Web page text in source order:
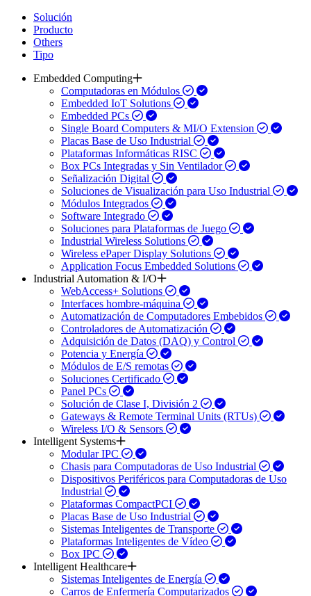
Solución
Producto
Others
Tipo
Embedded Computing
Computadoras en Módulos
Embedded IoT Solutions
Embedded PCs
Single Board Computers & MI/O Extension
Placas Base de Uso Industrial
Plataformas Informáticas RISC
Box PCs Integradas y Sin Ventilador
Señalización Digital
Soluciones de Visualización para Uso Industrial
Módulos Integrados
Software Integrado
Soluciones para Plataformas de Juego
Industrial Wireless Solutions
Wireless ePaper Display Solutions
Application Focus Embedded Solutions
Industrial Automation & I/O
WebAccess+ Solutions
Interfaces hombre-máquina
Automatización de Computadores Embebidos
Controladores de Automatización
Adquisición de Datos (DAQ) y Control
Potencia y Energía
Módulos de E/S remotas
Soluciones Certificado
Panel PCs
Solución de Clase I, División 2
Gateways & Remote Terminal Units (RTUs)
Wireless I/O & Sensors
Intelligent Systems
Modular IPC
Chasis para Computadoras de Uso Industrial
Dispositivos Periféricos para Computadoras de Uso
Industrial
Plataformas CompactPCI
Placas Base de Uso Industrial
Sistemas Inteligentes de Transporte
Plataformas Inteligentes de Vídeo
Box IPC
Intelligent Healthcare
Sistemas Inteligentes de Energía
Carros de Enfermería Computarizados